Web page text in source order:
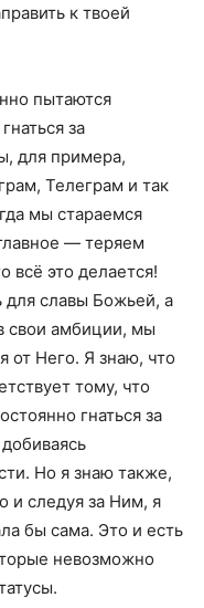
к твоей
пытаются
за
для примера,
Телеграм и так
мы стараемся
— теряем
всё это делается!
славы Божьей, а
свои амбиции, мы
от Него. Я знаю, что
тому, что
гнаться за
Но я знаю также,
и следуя за Ним, я
бы сама. Это и есть
невозможно